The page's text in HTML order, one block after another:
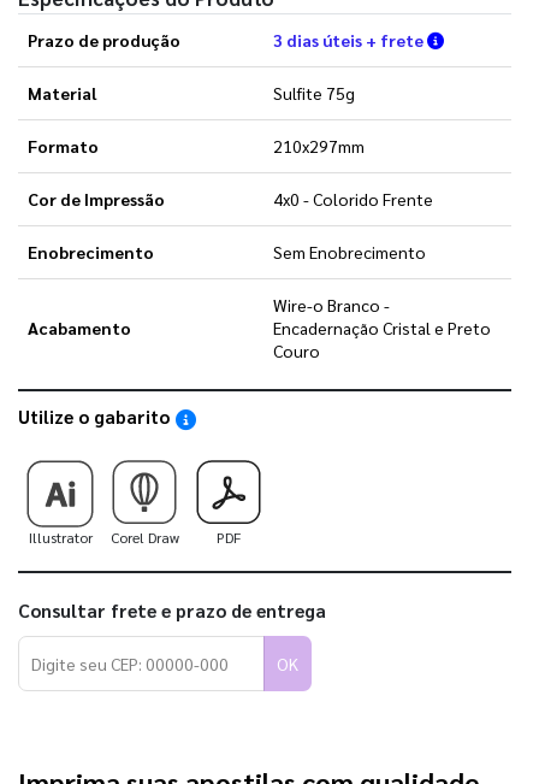
Prazo de produção 3 dias úteis + frete Verifique
Material Sulfite 75g
Formato 210x297mm
Cor de Impressão 4x0 - Colorido Frente
Enobrecimento Sem Enobrecimento
Acabamento
Wire-o Branco -
Encadernação Cristal e Preto
Couro
Utilize o gabarito Saiba como utilizar os nossos gabaritos
Illustrator Corel Draw PDF
Consultar frete e prazo de entrega
OK